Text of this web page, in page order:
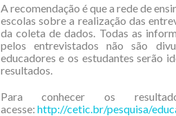
A recomendação é que a rede de
escolas sobre a realização das
da coleta de dados. Todas as
pelos entrevistados não são
educadores e os estudantes serão
resultados.
Para conhecer os
acesse: http://cetic.br/pesquisa/